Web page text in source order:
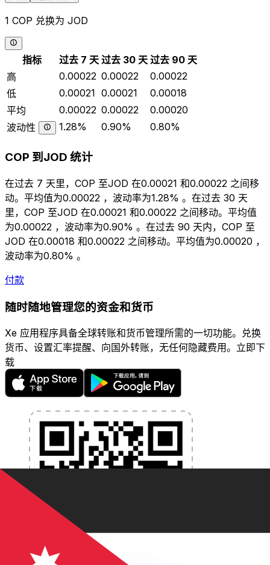
1 COP 兑换为 JOD
指标 过去 7 天 过去 30 天 过去 90 天
高
0.00022 0.00022
0.00022
低
0.00021 0.00021
0.00018
平均
0.00022 0.00022
0.00020
波动性
1.28% 0.90% 0.80%
COP 到JOD 统计
在过去 7 天里，COP 至JOD 在0.00021 和0.00022 之间移
动。平均值为0.00022 ，波动率为1.28% 。在过去 30 天
里，COP 至JOD 在0.00021 和0.00022 之间移动。平均值
为0.00022 ，波动率为0.90% 。在过去 90 天内，COP 至
JOD 在0.00018 和0.00022 之间移动。平均值为0.00020 ，
波动率为0.80% 。
付款
随时随地管理您的资金和货币
Xe 应用程序具备全球转账和货币管理所需的一切功能。兑换
货币、设置汇率提醒、向国外转账，无任何隐藏费用。立即下
载